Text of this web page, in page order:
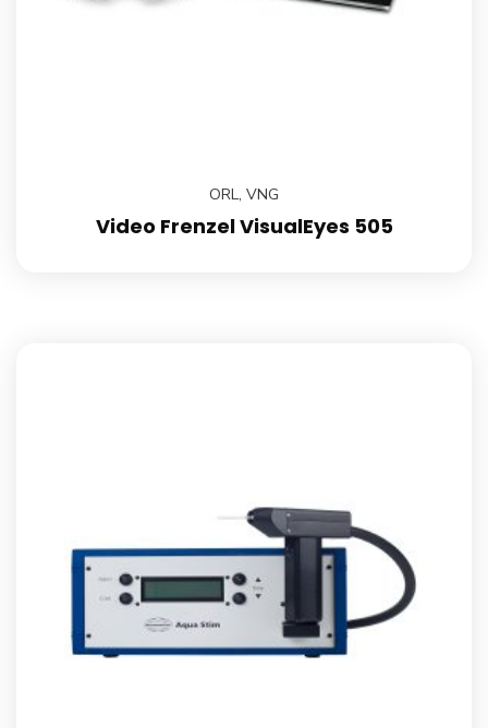
ORL, VNG
Video Frenzel VisualEyes 505